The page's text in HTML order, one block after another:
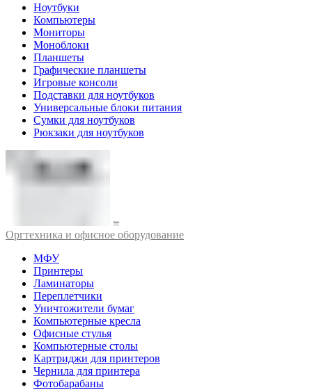
Ноутбуки
Компьютеры
Мониторы
Моноблоки
Планшеты
Графические планшеты
Игровые консоли
Подставки для ноутбуков
Универсальные блоки питания
Сумки для ноутбуков
Рюкзаки для ноутбуков
Оргтехника и офисное оборудование
МФУ
Принтеры
Ламинаторы
Переплетчики
Уничтожители бумаг
Компьютерные кресла
Офисные стулья
Компьютерные столы
Картриджи для принтеров
Чернила для принтера
Фотобарабаны